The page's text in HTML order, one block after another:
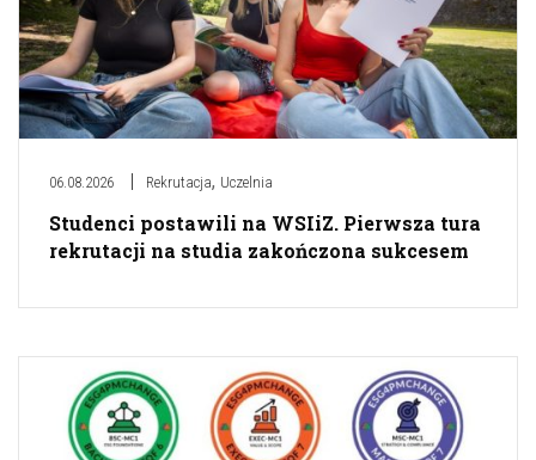
06.08.2026 Rekrutacja, Uczelnia
Studenci postawili na WSIiZ. Pierwsza tura
rekrutacji na studia zakończona sukcesem